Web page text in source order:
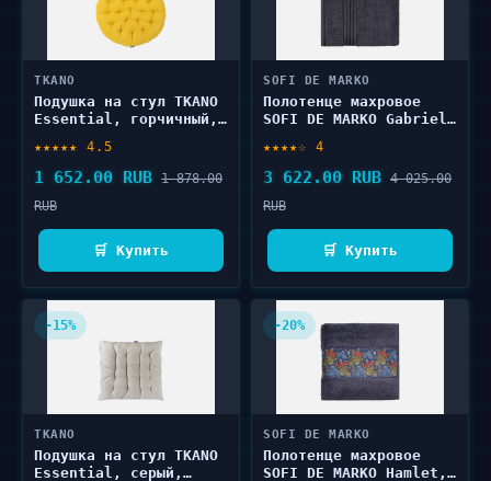
TKANO
Подушка на стул TKANO
Essential, горчичный,
★★★★★ 4.5
1 652.00 RUB 1 878.00
RUB
🛒 Купить
SOFI DE MARKO
Полотенце махровое
SOFI DE MARKO Gabriel,
★★★★☆ 4
3 622.00 RUB 4 025.00
RUB
🛒 Купить
-15%
TKANO
Подушка на стул TKANO
Essential, серый,
-20%
SOFI DE MARKO
Полотенце махровое
SOFI DE MARKO Hamlet,